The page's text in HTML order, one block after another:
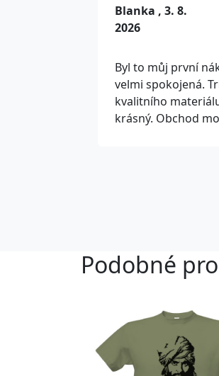
Blanka , 3. 8.
2026
Byl to můj první
velmi spokojená.
kvalitního
krásný. Obchod
Podobné
Přizpůsobitelný